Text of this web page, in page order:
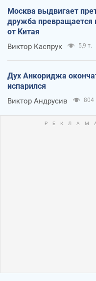
Москва выдвигает
дружба превращается
от Китая
Виктор Каспрук 5,9 т.
Дух Анкориджа
испарился
Виктор Андрусив 804